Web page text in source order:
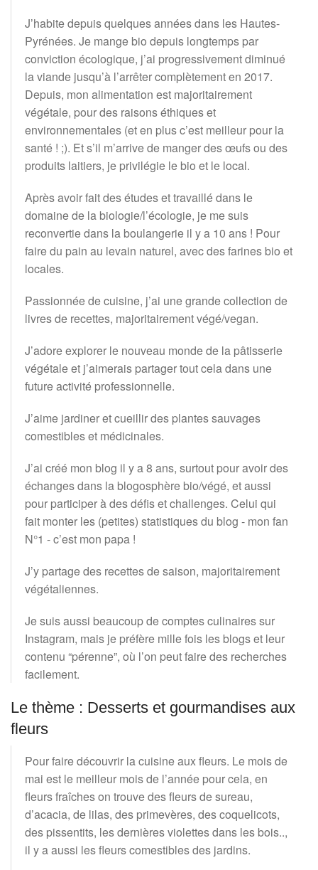
J’habite depuis quelques années dans les Hautes-
Pyrénées. Je mange bio depuis longtemps par
conviction écologique, j’ai progressivement diminué
la viande jusqu’à l’arrêter complètement en 2017.
Depuis, mon alimentation est majoritairement
végétale, pour des raisons éthiques et
environnementales (et en plus c’est meilleur pour la
santé ! ;). Et s’il m’arrive de manger des œufs ou des
produits laitiers, je privilégie le bio et le local.
Après avoir fait des études et travaillé dans le
domaine de la biologie/l’écologie, je me suis
reconvertie dans la boulangerie il y a 10 ans ! Pour
faire du pain au levain naturel, avec des farines bio et
locales.
Passionnée de cuisine, j’ai une grande collection de
livres de recettes, majoritairement végé/vegan.
J’adore explorer le nouveau monde de la pâtisserie
végétale et j’aimerais partager tout cela dans une
future activité professionnelle.
J’aime jardiner et cueillir des plantes sauvages
comestibles et médicinales.
J’ai créé mon blog il y a 8 ans, surtout pour avoir des
échanges dans la blogosphère bio/végé, et aussi
pour participer à des défis et challenges. Celui qui
fait monter les (petites) statistiques du blog - mon fan
N°1 - c’est mon papa !
J’y partage des recettes de saison, majoritairement
végétaliennes.
Je suis aussi beaucoup de comptes culinaires sur
Instagram, mais je préfère mille fois les blogs et leur
contenu “pérenne”, où l’on peut faire des recherches
facilement.
Le thème : Desserts et gourmandises aux
fleurs
Pour faire découvrir la cuisine aux fleurs. Le mois de
mai est le meilleur mois de l’année pour cela, en
fleurs fraîches on trouve des fleurs de sureau,
d’acacia, de lilas, des primevères, des coquelicots,
des pissentits, les dernières violettes dans les bois..,
il y a aussi les fleurs comestibles des jardins.